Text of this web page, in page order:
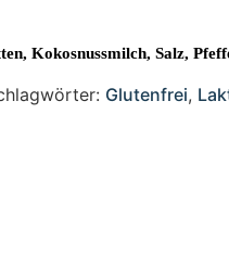
Kokosnussmilch, Salz,
Glutenfrei,